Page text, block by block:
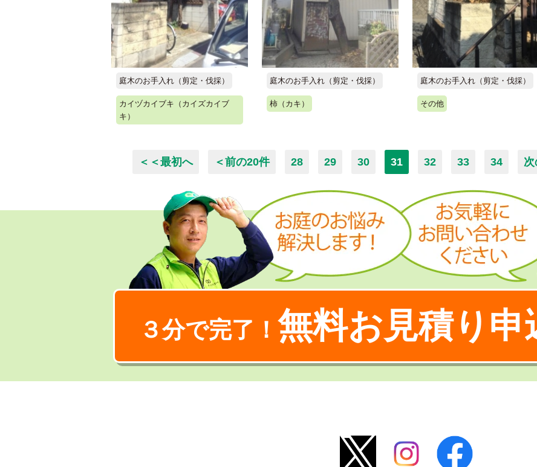
庭木のお手入れ（剪定・伐採）
カイヅカイブキ（カイズカイブ
キ）
庭木のお手入れ（剪定・伐採）
柿（カキ）
庭木のお手入れ（剪定・伐採）
その他
＜＜最初へ ＜前の20件 28 29 30 31 32 33 34 次
３分で完了！ 無料お見積り申